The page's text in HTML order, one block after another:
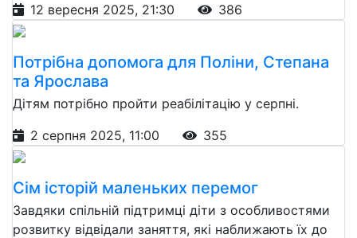
12 вересня 2025, 21:30
386
Потрібна допомога для Поліни, Степана
та Ярослава
Дітям потрібно пройти реабілітацію у серпні.
2 серпня 2025, 11:00
355
Сім історій маленьких перемог
Завдяки спільній підтримці діти з особливостями
розвитку відвідали заняття, які наближають їх до